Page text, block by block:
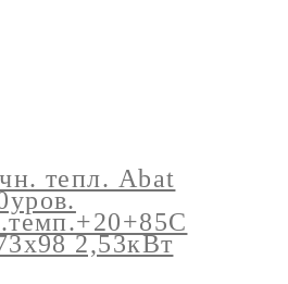
тепл. Abat
2,53кВт